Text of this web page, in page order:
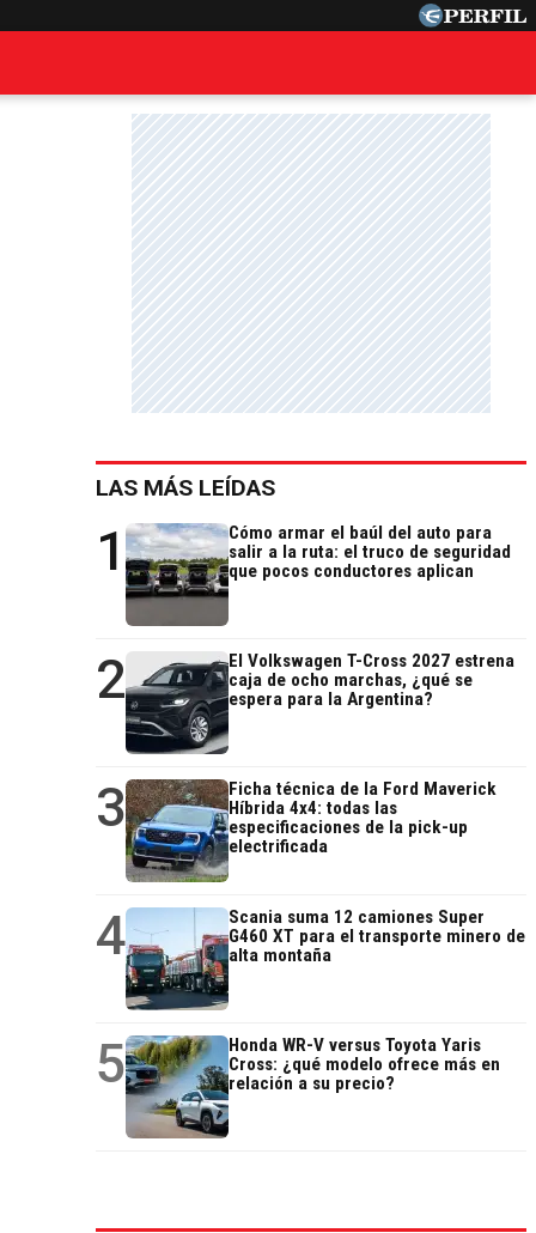
LAS MÁS LEÍDAS
1
Cómo armar el baúl del auto para
salir a la ruta: el truco de seguridad
que pocos conductores aplican
2
El Volkswagen T-Cross 2027 estrena
caja de ocho marchas, ¿qué se
espera para la Argentina?
3
Ficha técnica de la Ford Maverick
Híbrida 4x4: todas las
especificaciones de la pick-up
electrificada
4
Scania suma 12 camiones Super
G460 XT para el transporte minero de
alta montaña
5
Honda WR-V versus Toyota Yaris
Cross: ¿qué modelo ofrece más en
relación a su precio?